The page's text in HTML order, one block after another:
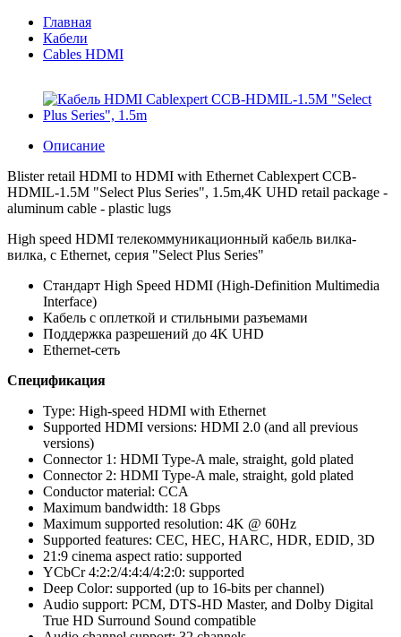
Главная
Кабели
Cables HDMI
Описание
Blister retail HDMI to HDMI with Ethernet Cablexpert CCB-
HDMIL-1.5M "Select Plus Series", 1.5m,4K UHD retail package -
aluminum cable - plastic lugs
High speed HDMI телекоммуникационный кабель вилка-
вилка, с Ethernet, серия "Select Plus Series"
Стандарт High Speed HDMI (High-Definition Multimedia
Interface)
Кабель с оплеткой и стильными разъемами
Поддержка разрешений до 4K UHD
Ethernet-сеть
Спецификация
Type: High-speed HDMI with Ethernet
Supported HDMI versions: HDMI 2.0 (and all previous
versions)
Connector 1: HDMI Type-A male, straight, gold plated
Connector 2: HDMI Type-A male, straight, gold plated
Conductor material: CCA
Maximum bandwidth: 18 Gbps
Maximum supported resolution: 4K @ 60Hz
Supported features: CEC, HEC, HARC, HDR, EDID, 3D
21:9 cinema aspect ratio: supported
YCbCr 4:2:2/4:4:4/4:2:0: supported
Deep Color: supported (up to 16-bits per channel)
Audio support: PCM, DTS-HD Master, and Dolby Digital
True HD Surround Sound compatible